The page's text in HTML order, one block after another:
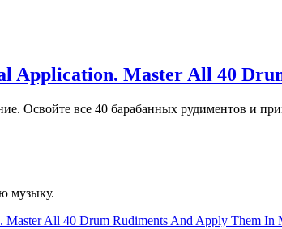
Application. Master All 40
Освойте все 40 барабанных рудиментов и
музыку.
All 40 Drum Rudiments And Apply Them In